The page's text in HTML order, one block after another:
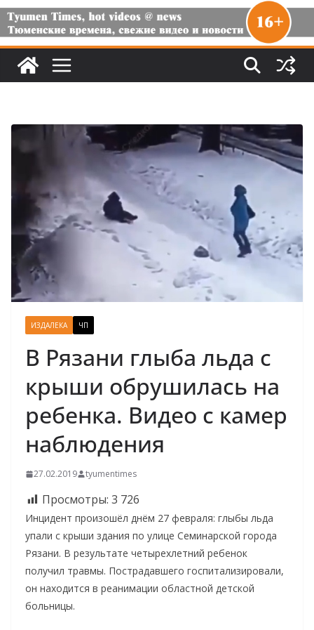
ИЗДАЛЕКА ЧП
В Рязани глыба льда с
крыши обрушилась на
ребенка. Видео с камер
наблюдения
27.02.2019 tyumentimes
Просмотры: 3 726
Инцидент произошёл днём 27 февраля: глыбы льда
упали с крыши здания по улице Семинарской города
Рязани. В результате четырехлетний ребенок
получил травмы. Пострадавшего госпитализировали,
он находится в реанимации областной детской
больницы.